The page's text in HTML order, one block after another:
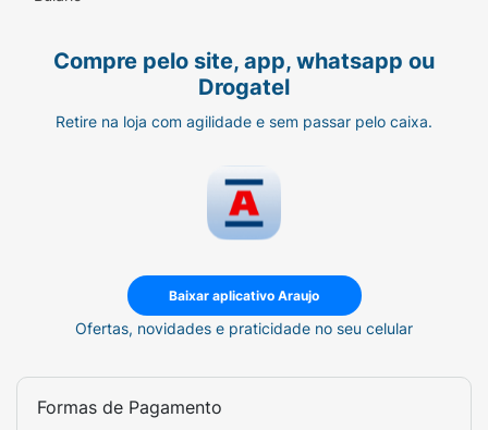
Compre pelo site, app, whatsapp ou
Drogatel
Retire na loja com agilidade e sem passar pelo caixa.
Baixar aplicativo Araujo
Ofertas, novidades e praticidade no seu celular
Formas de Pagamento